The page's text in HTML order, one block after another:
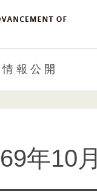
情報公開
年10